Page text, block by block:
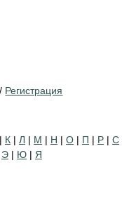
/ Регистрация
| К | Л | М | Н | О | П | Р | С
Э | Ю | Я